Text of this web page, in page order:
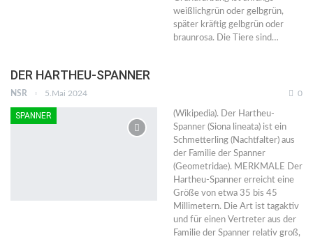
weißlichgrün oder gelbgrün,
später kräftig gelbgrün oder
braunrosa. Die Tiere sind…
DER HARTHEU-SPANNER
NSR 5.Mai 2024 0
SPANNER
(Wikipedia). Der Hartheu-
Spanner (Siona lineata) ist ein
Schmetterling (Nachtfalter) aus
der Familie der Spanner
(Geometridae). MERKMALE Der
Hartheu-Spanner erreicht eine
Größe von etwa 35 bis 45
Millimetern. Die Art ist tagaktiv
und für einen Vertreter aus der
Familie der Spanner relativ groß,